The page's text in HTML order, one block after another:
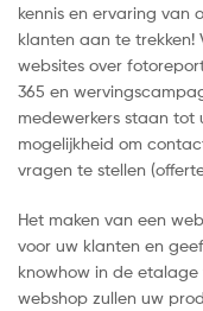
kennis en ervaring van
klanten aan te trekken!
websites over
365 en
medewerkers staan tot
mogelijkheid om
vragen te stellen
Het maken van een
voor uw klanten en
knowhow in de
webshop zullen uw